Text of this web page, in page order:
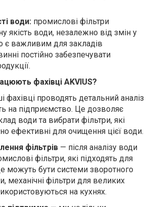
води: промислові фільтри
якість води, незалежно від змін у
є важливим для закладів
постійно забезпечувати
фахівці AKVIUS?
фахівці проводять детальний аналіз
на підприємство. Це дозволяє
води та вибрати фільтри, які
ефективні для очищення цієї води.
фільтрів — після аналізу води
фільтри, які підходять для
можуть бути системи зворотного
механічні фільтри для великих
на кухнях.